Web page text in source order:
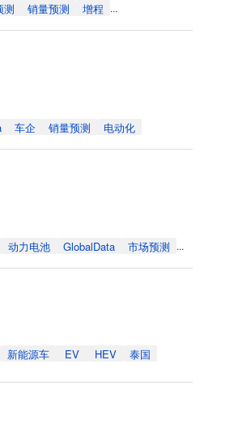
测 销量预测 增程 ...
车企 销量预测 电动化
动力电池 GlobalData 市场预测 ...
新能源车 EV HEV 泰国